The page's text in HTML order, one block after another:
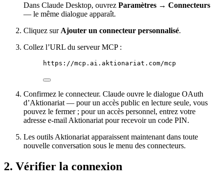
Dans Claude Desktop, ouvrez Paramètres → Connecteurs
— le même dialogue apparaît.
Cliquez sur Ajouter un connecteur personnalisé.
Collez l’URL du serveur MCP :
https://mcp.ai.aktionariat.com/mcp
Confirmez le connecteur. Claude ouvre le dialogue OAuth
d’Aktionariat — pour un accès public en lecture seule, vous
pouvez le fermer ; pour un accès personnel, entrez votre
adresse e-mail Aktionariat pour recevoir un code PIN.
Les outils Aktionariat apparaissent maintenant dans toute
nouvelle conversation sous le menu des connecteurs.
2. Vérifier la connexion